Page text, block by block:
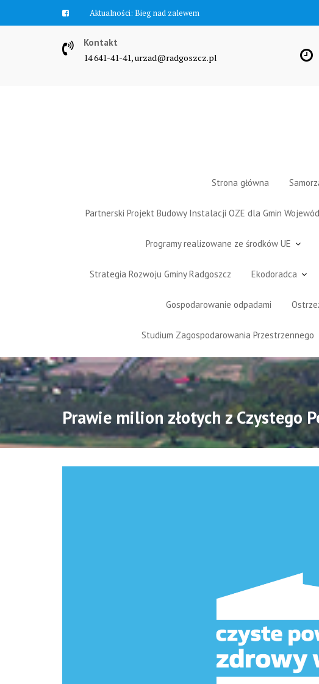
Aktualności: Bieg nad zalewem
Kontakt
14 641-41-41, urzad@radgoszcz.pl
Strona główna
Partnerski Projekt Budowy Instalacji OZE dla Gmin
Programy realizowane ze środków UE
Strategia Rozwoju Gminy Radgoszcz Ekodoradca
Gospodarowanie odpadami
Studium Zagospodarowania Przestrzennego
Prawie milion złotych z Czystego